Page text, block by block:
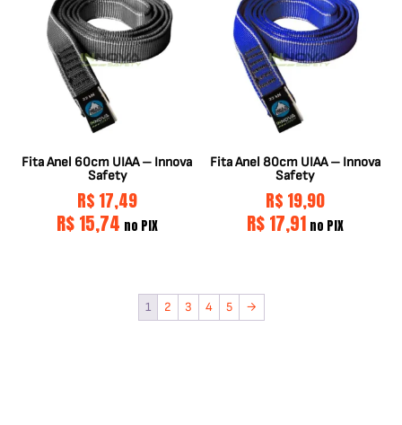
Fita Anel 60cm UIAA – Innova
Safety
R$ 17,49
R$15,74 no PIX
Fita Anel 80cm UIAA – Innova
Safety
R$ 19,90
R$17,91 no PIX
1 2 3 4 5 →